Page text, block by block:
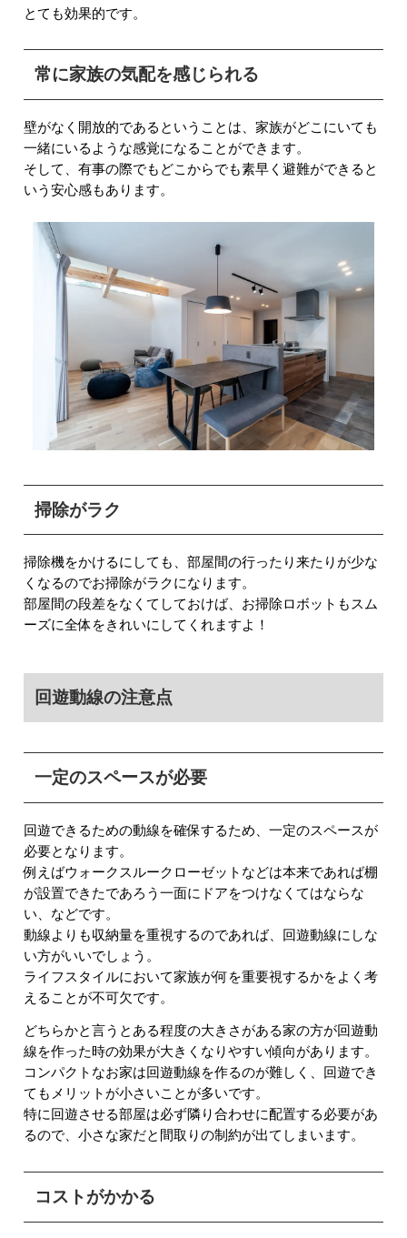
とても効果的です。
常に家族の気配を感じられる
壁がなく開放的であるということは、家族がどこにいても
一緒にいるような感覚になることができます。
そして、有事の際でもどこからでも素早く避難ができると
いう安心感もあります。
掃除がラク
掃除機をかけるにしても、部屋間の行ったり来たりが少な
くなるのでお掃除がラクになります。
部屋間の段差をなくてしておけば、お掃除ロボットもスム
ーズに全体をきれいにしてくれますよ！
回遊動線の注意点
一定のスペースが必要
回遊できるための動線を確保するため、一定のスペースが
必要となります。
例えばウォークスルークローゼットなどは本来であれば棚
が設置できたであろう一面にドアをつけなくてはならな
い、などです。
動線よりも収納量を重視するのであれば、回遊動線にしな
い方がいいでしょう。
ライフスタイルにおいて家族が何を重要視するかをよく考
えることが不可欠です。
どちらかと言うとある程度の大きさがある家の方が回遊動
線を作った時の効果が大きくなりやすい傾向があります。
コンパクトなお家は回遊動線を作るのが難しく、回遊でき
てもメリットが小さいことが多いです。
特に回遊させる部屋は必ず隣り合わせに配置する必要があ
るので、小さな家だと間取りの制約が出てしまいます。
コストがかかる